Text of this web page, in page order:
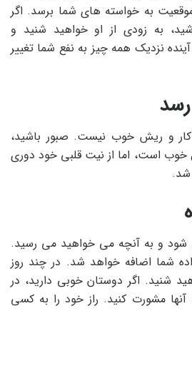
موقعیت به خواسته های شما برسد. اگر
به زودی از او خواهید شنید و
نزدیک همه چیز به نفع شما تغییر
و ریش خوب نیست. صبور باشید،
خوب است، اما از نیت قلبی خود دوری
شد.
شود و به آنچه می خواهید می رسید.
شما اضافه خواهد شد. در چند روز
شنید. اگر دوستان خوبی دارید، در
مشورت کنید. راز خود را به کسی